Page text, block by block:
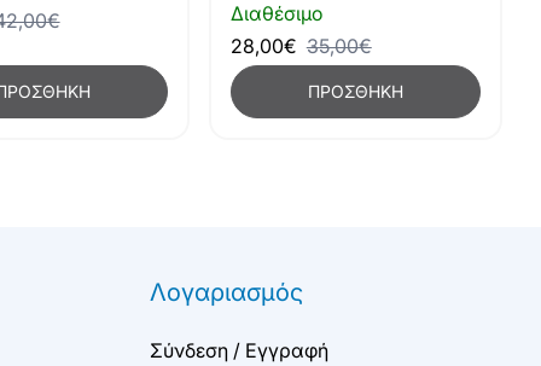
Διαθέσιμο
28,00€ 35,00€
ΠΡΟΣΘΉΚΗ
Λογαριασμός
Σύνδεση / Εγγραφή